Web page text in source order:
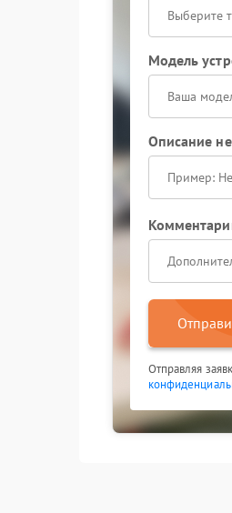
Выберите
Модель
Описание
Отправляя